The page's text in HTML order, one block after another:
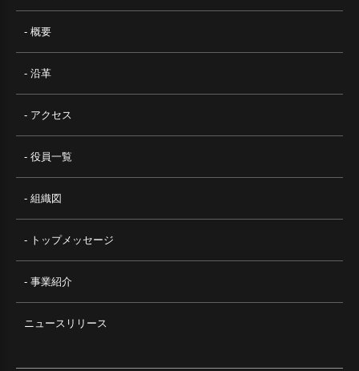
- 概要
- 沿革
- アクセス
- 役員一覧
- 組織図
- トップメッセージ
- 事業紹介
ニュースリリース